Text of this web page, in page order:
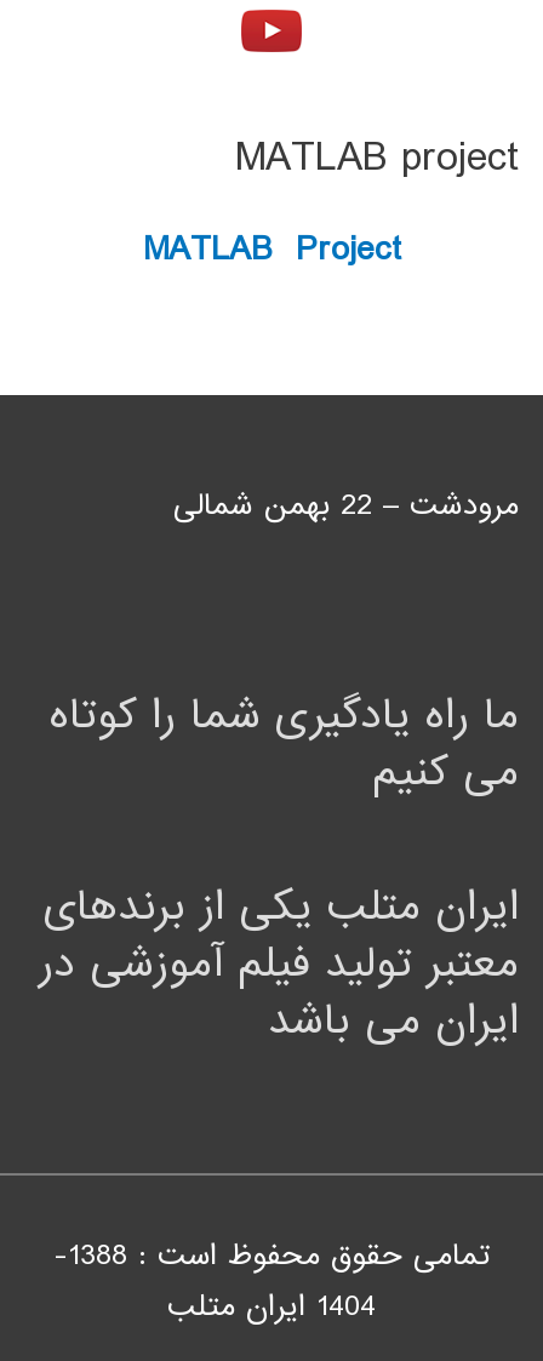
MATLAB project
MATLAB Project
مرودشت – 22 بهمن شمالی
ما راه یادگیری شما را کوتاه
می کنیم
ایران متلب یکی از برندهای
معتبر تولید فیلم آموزشی در
ایران می باشد
تمامی حقوق محفوظ است : 1388-
1404 ايران متلب